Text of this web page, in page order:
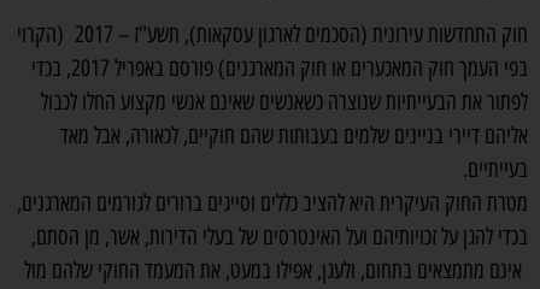
חוק התחדשות עירונית (הסכמים לארגון עסקאות), תשע"ז – 2017 (הקרוי
בפי העמך חוק המאכערים או חוק המארגנים) פורסם באפריל 2017, בכדי
לפתור את הבעייתיות שנוצרה כשאנשים שאינם אנשי מקצוע החלו לכבול
אליהם דיירי בניינים שלמים בעבותות שהם חוקיים, לכאורה, אבל מאד
בעייתיים.
מטרת החוק העיקרית היא להציב כללים וסייגים ברורים לגורמים המארגנים,
בכדי להגן על זכויותיהם ועל האינטרסים של בעלי הדירות, אשר, מן הסתם,
אינם מתמצאים בתחום, ולעגן, אפילו במעט, את המעמד החוקי שלהם מול